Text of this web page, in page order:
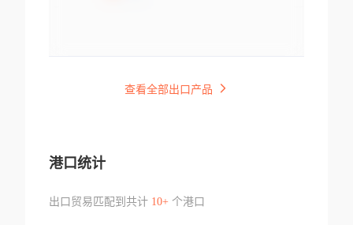
查看全部出口产品
港口统计
出口贸易匹配到共计 10+个港口